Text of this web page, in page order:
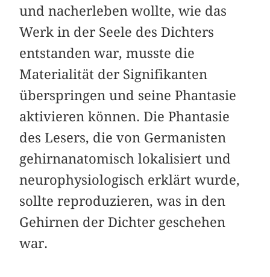
und nacherleben wollte, wie das
Werk in der Seele des Dichters
entstanden war, musste die
Materialität der Signifikanten
überspringen und seine Phantasie
aktivieren können. Die Phantasie
des Lesers, die von Germanisten
gehirnanatomisch lokalisiert und
neurophysiologisch erklärt wurde,
sollte reproduzieren, was in den
Gehirnen der Dichter geschehen
war.